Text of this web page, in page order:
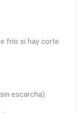
frío si hay corte
escarcha).